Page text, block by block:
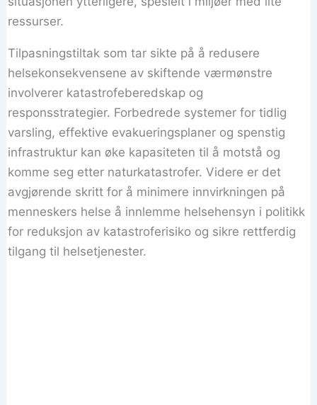
ressurser.
Tilpasningstiltak som tar sikte på å redusere
helsekonsekvensene av skiftende værmønstre
involverer katastrofeberedskap og
responsstrategier. Forbedrede systemer for tidlig
varsling, effektive evakueringsplaner og spenstig
infrastruktur kan øke kapasiteten til å motstå og
komme seg etter naturkatastrofer. Videre er det
avgjørende skritt for å minimere innvirkningen på
menneskers helse å innlemme helsehensyn i politikk
for reduksjon av katastroferisiko og sikre rettferdig
tilgang til helsetjenester.